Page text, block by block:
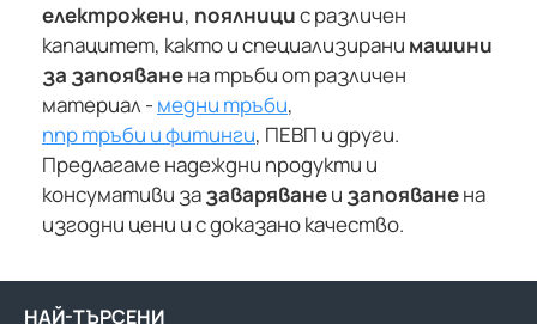
електрожени, поялницис различен
капацитет, както и специализирани машини
за запояванена тръби от различен
материал - медни тръби,
ппр тръби и фитинги, ПЕВП и други.
Предлагаме надеждни продукти и
консумативи зазаваряванеи запояванена
изгодни цени и с доказано качество.
НАЙ-ТЪРСЕНИ